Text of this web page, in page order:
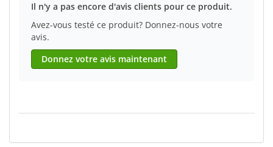
Il n'y a pas encore d'avis clients pour ce produit.
Avez-vous testé ce produit? Donnez-nous votre
avis.
Donnez votre avis maintenant